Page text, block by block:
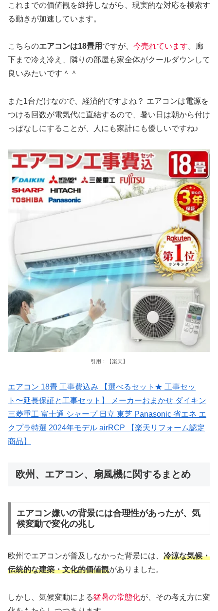
これまでの価値観を維持しながら、現実的な対応を模索す
る動きが加速しています。
こちらのエアコンは18畳用 ですが、 今売れています。廊
下まで冷え冷え、隣りの部屋も家全体がクールダウンして
良いみたいです＾＾
また1台だけなので、経済的ですよね？ エアコンは電源を
つける回数が電気代に直結するので、暑い日は朝から付け
っぱなしにすることが、人にも家計にも優しいですね♪
引用：【楽天】
エアコン 18畳 工事費込み 【選べるセット★ 工事セッ
ト〜延長保証と工事セット】 メーカーおまかせ ダイキン
三菱重工 富士通 シャープ 日立 東芝 Panasonic 省エネ エ
クプラ特選 2024年モデル airRCP 【楽天リフォーム認定
商品】
欧州、エアコン、扇風機に関するまとめ
エアコン嫌いの背景には合理性があったが、気
候変動で変化の兆し
欧州でエアコンが普及しなかった背景には、 冷涼な気候・
伝統的な建築・文化的価値観がありました。
しかし、気候変動による猛暑の常態化が、その考え方に変